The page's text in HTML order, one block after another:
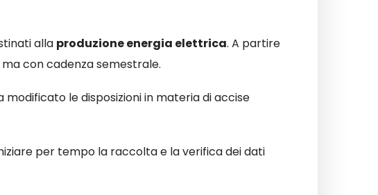
alla produzione energia elettrica. A partire
con cadenza semestrale.
le disposizioni in materia di accise
per tempo la raccolta e la verifica dei dati